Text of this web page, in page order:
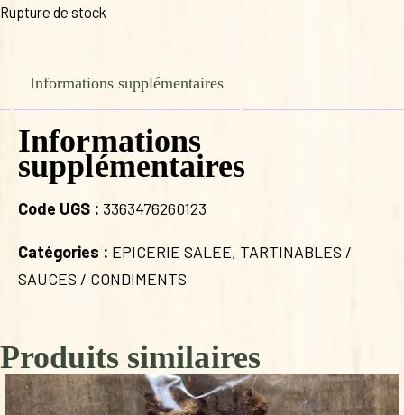
Rupture de stock
Informations supplémentaires
Informations
supplémentaires
Code UGS : 3363476260123
Catégories : EPICERIE SALEE, TARTINABLES /
SAUCES / CONDIMENTS
Produits similaires